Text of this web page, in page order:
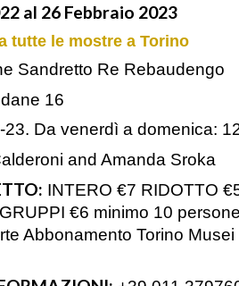
al 26 Febbraio 2023
tutte le mostre a Torino
Sandretto Re Rebaudengo
16
23. Da venerdì a domenica:
and Amanda Sroka
INTERO €7 RIDOTTO
€6 minimo 10
Abbonamento Torino